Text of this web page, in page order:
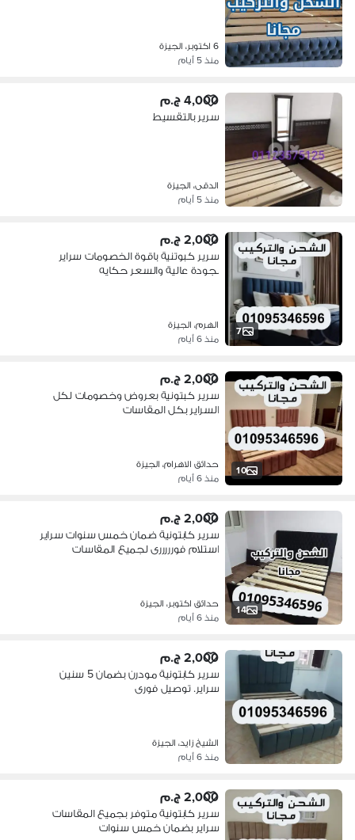
6 اكتوبر، الجيزة
منذ 5 أيام
4,000 ج.م
سرير بالتقسيط
الدقى، الجيزة
منذ 5 أيام
7
2,000 ج.م
سرير كبوتنية باقوة الخصومات سراير
بجودة عالية والسعر حكايه
الهرم، الجيزة
منذ 6 أيام
10
2,000 ج.م
سرير كبتونية بعروض وخصومات لكل
السراير بكل المقاسات
حدائق الاهرام، الجيزة
منذ 6 أيام
14
2,000 ج.م
سرير كابتونية ضمان خمس سنوات سراير
استلام فورررررى لجميع المقاسات
حدائق اكتوبر، الجيزة
منذ 6 أيام
2,000 ج.م
سرير كابتونية مودرن بضمان 5 سنين
سراير. توصيل فورى
الشيخ زايد، الجيزة
منذ 6 أيام
2,000 ج.م
سرير كابتونية متوفر بجميع المقاسات
سراير بضمان خمس سنوات